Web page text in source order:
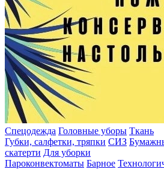
Спецодежда Головные уборы Ткань
Губки, салфетки, тряпки СИЗ
скатерти Для уборки
Пароконвектоматы Барное